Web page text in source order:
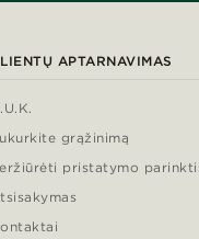
APTARNAVIMAS
grąžinimą
pristatymo